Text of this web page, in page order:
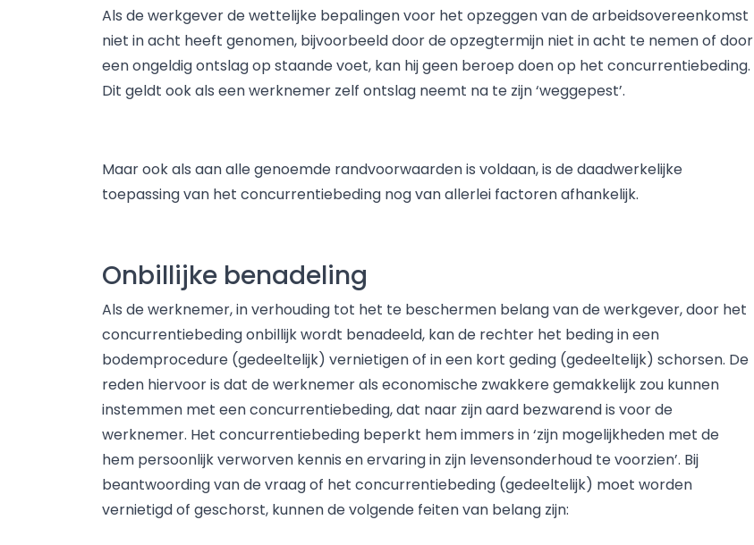
Als de werkgever de wettelijke bepalingen voor het opzeggen van de arbeidsovereenkomst
niet in acht heeft genomen, bijvoorbeeld door de opzegtermijn niet in acht te nemen of door
een ongeldig ontslag op staande voet, kan hij geen beroep doen op het concurrentiebeding.
Dit geldt ook als een werknemer zelf ontslag neemt na te zijn ‘weggepest’.
Maar ook als aan alle genoemde randvoorwaarden is voldaan, is de daadwerkelijke
toepassing van het concurrentiebeding nog van allerlei factoren afhankelijk.
Onbillijke benadeling
Als de werknemer, in verhouding tot het te beschermen belang van de werkgever, door het
concurrentiebeding onbillijk wordt benadeeld, kan de rechter het beding in een
bodemprocedure (gedeeltelijk) vernietigen of in een kort geding (gedeeltelijk) schorsen. De
reden hiervoor is dat de werknemer als economische zwakkere gemakkelijk zou kunnen
instemmen met een concurrentiebeding, dat naar zijn aard bezwarend is voor de
werknemer. Het concurrentiebeding beperkt hem immers in ‘zijn mogelijkheden met de
hem persoonlijk verworven kennis en ervaring in zijn levensonderhoud te voorzien’. Bij
beantwoording van de vraag of het concurrentiebeding (gedeeltelijk) moet worden
vernietigd of geschorst, kunnen de volgende feiten van belang zijn: